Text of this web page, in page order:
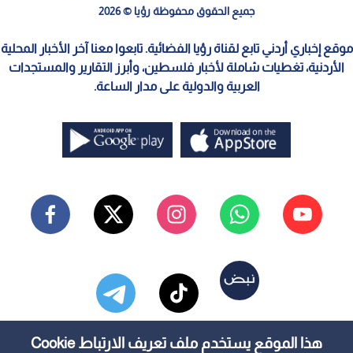
هذا الموقع يستخدم ملف تعريف الارتباط Cookie
جميع الحقوق محفوظة رؤيا © 2026
موقع إخباري أردني تابع لقناة رؤيا الفضائية. تابعوا معنا آخر الأخبار المحلية
الأردنية، تغطيات شاملة لأخبار فلسطين، وأبرز التقارير والمستجدات
العربية والدولية على مدار الساعة.